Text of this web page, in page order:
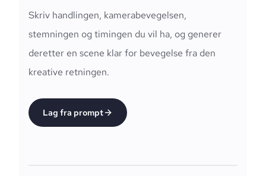
Skriv handlingen, kamerabevegelsen,
stemningen og timingen du vil ha, og generer
deretter en scene klar for bevegelse fra den
kreative retningen.
Lag fra prompt